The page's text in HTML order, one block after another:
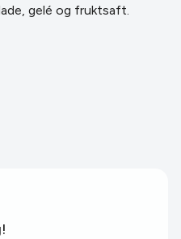
gelé og fruktsaft.